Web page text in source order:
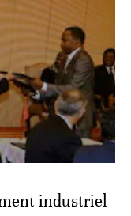
industriel